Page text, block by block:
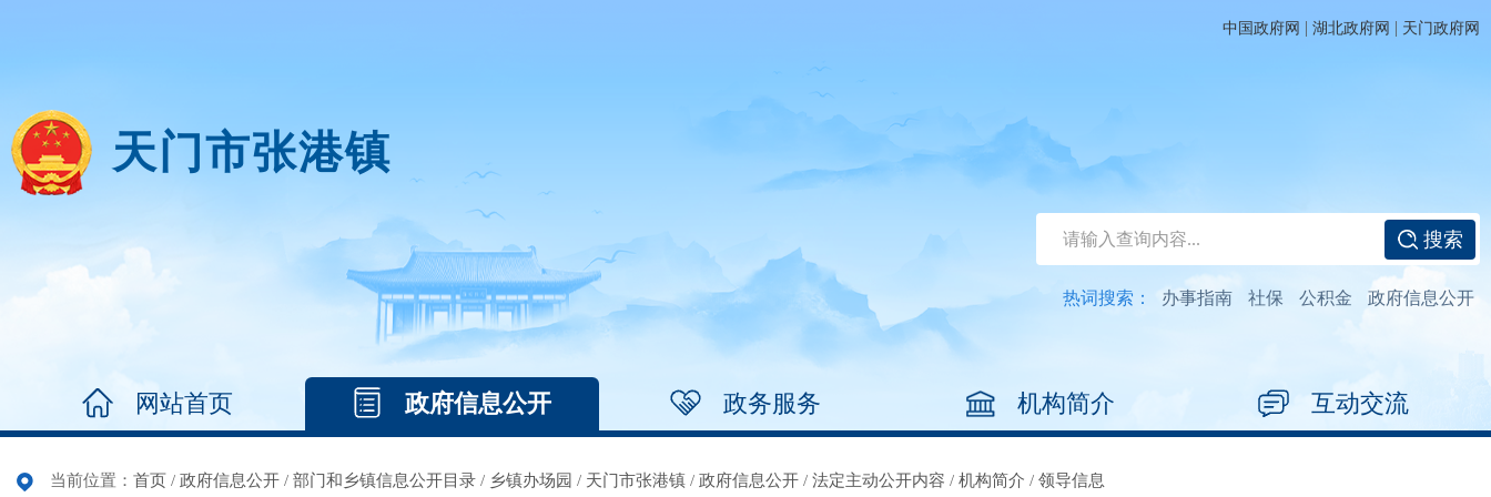
中国政府网 | 湖北政府网 | 天门政府网
天门市张港镇
搜索
热词搜索： 办事指南 社保 公积金 政府信息公开
网站首页 政府信息公开 政务服务 机构简介 互动交流
当前位置： 首页 / 政府信息公开 / 部门和乡镇信息公开目录 / 乡镇办场园 / 天门市张港镇 / 政府信息公开 / 法定主动公开内容 / 机构简介 / 领导信息